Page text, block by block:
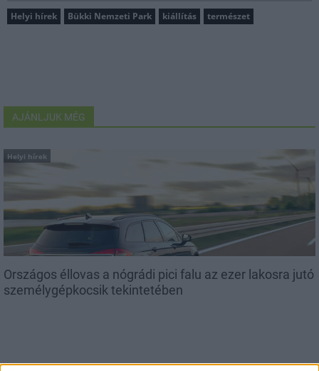
Helyi hírek Bükki Nemzeti Park kiállítás természet
AJÁNLJUK MÉG
Helyi hírek
Országos éllovas a nógrádi pici falu az ezer lakosra jutó
személygépkocsik tekintetében